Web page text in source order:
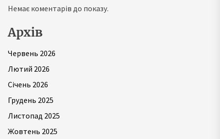
Немає коментарів до показу.
Архів
Червень 2026
Лютий 2026
Січень 2026
Грудень 2025
Листопад 2025
Жовтень 2025